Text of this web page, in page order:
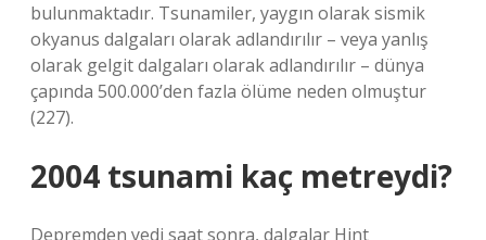
bulunmaktadır. Tsunamiler, yaygın olarak sismik
okyanus dalgaları olarak adlandırılır – veya yanlış
olarak gelgit dalgaları olarak adlandırılır – dünya
çapında 500.000’den fazla ölüme neden olmuştur
(227).
2004 tsunami kaç metreydi?
Depremden yedi saat sonra, dalgalar Hint